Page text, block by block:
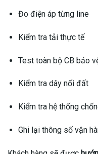
Đo điện áp từng line
Kiểm tra tải thực tế
Test toàn bộ CB bảo
Kiểm tra dây nối đất
Kiểm tra hệ thống
Ghi lại thông số vận